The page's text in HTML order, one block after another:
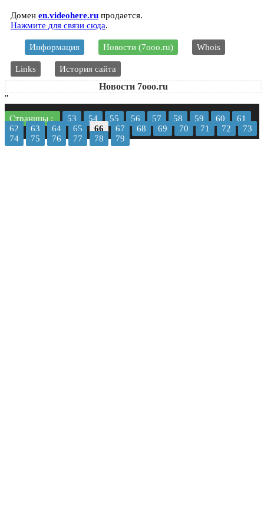
Домен en.videohere.ru продается.
Нажмите для связи сюда.
Информация Новости (7ooo.ru) Whois
Links История сайта
Новости 7ooo.ru
"
Страницы : 53 54 55 56 57 58 59 60
61
62
63 64 65 66 67 68 69 70 71 72
73
74
75 76 77 78 79